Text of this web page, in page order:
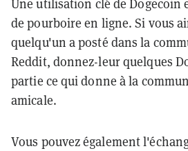
Une utilisation clé de Dogecoin
de pourboire en ligne. Si vous
quelqu'un a posté dans la
Reddit, donnez-leur quelques
partie ce qui donne à la
amicale.
Vous pouvez également